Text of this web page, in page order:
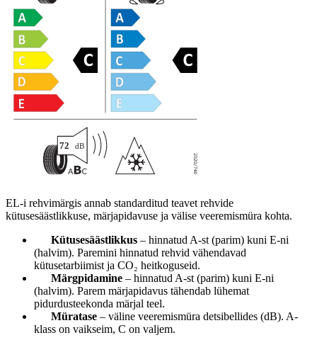
EL-i rehvimärgis annab standarditud teavet rehvide
kütusesäästlikkuse, märjapidavuse ja välise veeremismüra kohta.
Kütusesäästlikkus – hinnatud A-st (parim) kuni E-ni
(halvim). Paremini hinnatud rehvid vähendavad
kütusetarbiimist ja CO₂ heitkoguseid.
Märgpidamine – hinnatud A-st (parim) kuni E-ni
(halvim). Parem märjapidavus tähendab lühemat
pidurdusteekonda märjal teel.
Müratase – väline veeremismüra detsibellides (dB). A-
klass on vaikseim, C on valjem.